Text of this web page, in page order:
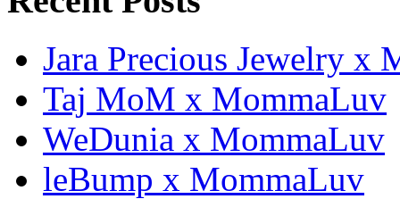
Jara Precious Jewelry x
Taj MoM x MommaLuv
WeDunia x MommaLuv
leBump x MommaLuv